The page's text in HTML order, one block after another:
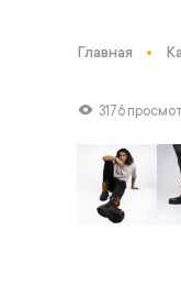
Главная
3176